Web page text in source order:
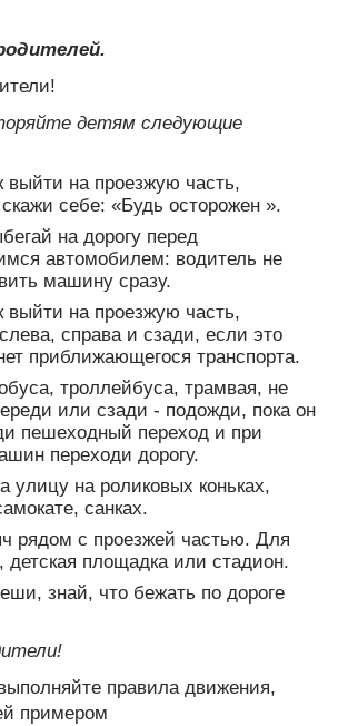
детям следующие
выйти на проезжую часть,
себе: «Будь осторожен ».
на дорогу перед
автомобилем: водитель не
машину сразу.
выйти на проезжую часть,
справа и сзади, если это
приближающегося транспорта.
троллейбуса, трамвая, не
или сзади - подожди, пока он
пешеходный переход и при
переходи дорогу.
улицу на роликовых коньках,
санках.
рядом с проезжей частью. Для
детская площадка или стадион.
знай, что бежать по дороге
правила движения,
примером